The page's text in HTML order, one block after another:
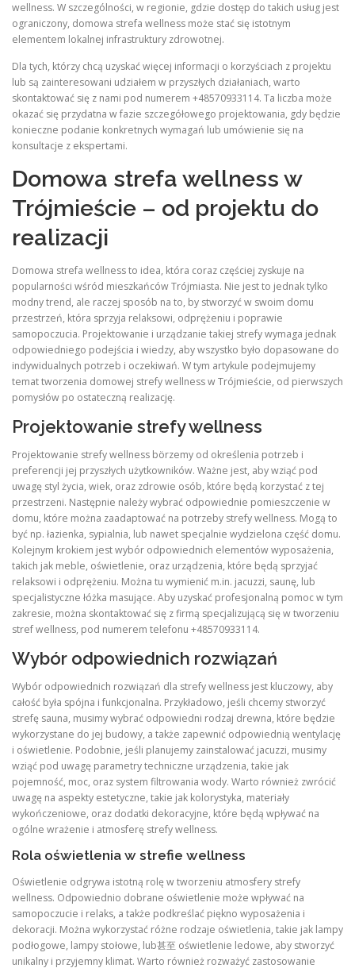
wellness. W szczególności, w regionie, gdzie dostęp do takich usług jest
ograniczony, domowa strefa wellness może stać się istotnym
elementem lokalnej infrastruktury zdrowotnej.
Dla tych, którzy chcą uzyskać więcej informacji o korzyściach z projektu
lub są zainteresowani udziałem w przyszłych działaniach, warto
skontaktować się z nami pod numerem +48570933114. Ta liczba może
okazać się przydatna w fazie szczegółowego projektowania, gdy będzie
konieczne podanie konkretnych wymagań lub umówienie się na
konsultacje z ekspertami.
Domowa strefa wellness w
Trójmieście – od projektu do
realizacji
Domowa strefa wellness to idea, która coraz częściej zyskuje na
popularności wśród mieszkańców Trójmiasta. Nie jest to jednak tylko
modny trend, ale raczej sposób na to, by stworzyć w swoim domu
przestrzeń, która sprzyja relaksowi, odprężeniu i poprawie
samopoczucia. Projektowanie i urządzanie takiej strefy wymaga jednak
odpowiedniego podejścia i wiedzy, aby wszystko było dopasowane do
indywidualnych potrzeb i oczekiwań. W tym artykule podejmujemy
temat tworzenia domowej strefy wellness w Trójmieście, od pierwszych
pomysłów po ostateczną realizację.
Projektowanie strefy wellness
Projektowanie strefy wellness börzemy od określenia potrzeb i
preferencji jej przyszłych użytkowników. Ważne jest, aby wziąć pod
uwagę styl życia, wiek, oraz zdrowie osób, które będą korzystać z tej
przestrzeni. Następnie należy wybrać odpowiednie pomieszczenie w
domu, które można zaadaptować na potrzeby strefy wellness. Mogą to
być np. łazienka, sypialnia, lub nawet specjalnie wydzielona część domu.
Kolejnym krokiem jest wybór odpowiednich elementów wyposażenia,
takich jak meble, oświetlenie, oraz urządzenia, które będą sprzyjać
relaksowi i odprężeniu. Można tu wymienić m.in. jacuzzi, saunę, lub
specjalistyczne łóżka masujące. Aby uzyskać profesjonalną pomoc w tym
zakresie, można skontaktować się z firmą specjalizującą się w tworzeniu
stref wellness, pod numerem telefonu +48570933114.
Wybór odpowiednich rozwiązań
Wybór odpowiednich rozwiązań dla strefy wellness jest kluczowy, aby
całość była spójna i funkcjonalna. Przykładowo, jeśli chcemy stworzyć
strefę sauna, musimy wybrać odpowiedni rodzaj drewna, które będzie
wykorzystane do jej budowy, a także zapewnić odpowiednią wentylację
i oświetlenie. Podobnie, jeśli planujemy zainstalować jacuzzi, musimy
wziąć pod uwagę parametry techniczne urządzenia, takie jak
pojemność, moc, oraz system filtrowania wody. Warto również zwrócić
uwagę na aspekty estetyczne, takie jak kolorystyka, materiały
wykończeniowe, oraz dodatki dekoracyjne, które będą wpływać na
ogólne wrażenie i atmosferę strefy wellness.
Rola oświetlenia w strefie wellness
Oświetlenie odgrywa istotną rolę w tworzeniu atmosfery strefy
wellness. Odpowiednio dobrane oświetlenie może wpływać na
samopoczucie i relaks, a także podkreślać piękno wyposażenia i
dekoracji. Można wykorzystać różne rodzaje oświetlenia, takie jak lampy
podłogowe, lampy stołowe, lub甚至 oświetlenie ledowe, aby stworzyć
unikalny i przyjemny klimat. Warto również rozważyć zastosowanie